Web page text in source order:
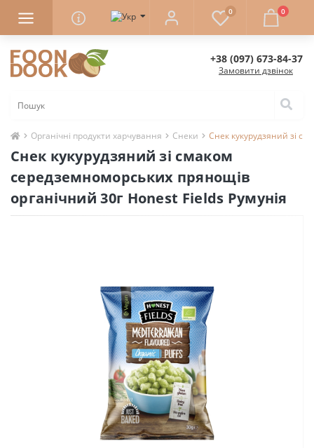
0 0
+38 (097) 673-84-37
Замовити дзвінок
Органічні продукти харчування Снеки Снек кукурудзяний зі
Снек кукурудзяний зі смаком
середземноморських прянощів
органічний 30г Honest Fields Румунія